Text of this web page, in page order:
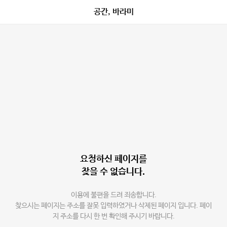
공간, 바라미
요청하신 페이지를
찾을 수 없습니다.
이용에 불편을 드려 죄송합니다.
찾으시는 페이지는 주소를 잘못 입력하였거나 삭제된 페이지 입니다. 페이
지 주소를 다시 한 번 확인해 주시기 바랍니다.